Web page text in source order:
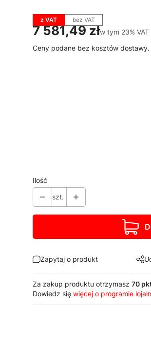
z VAT bez VAT
Cena
7 581,49 złw tym 23% VAT
w tym 23% VAT
Ceny podane bez kosztów dostawy.
Ilość
szt.
Zapytaj o produkt
Za zakup produktu otrzymasz 70
Dowiedz się więcej o programie